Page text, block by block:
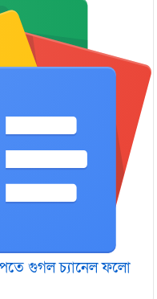
গুগল চ‌্যানেল ফলো